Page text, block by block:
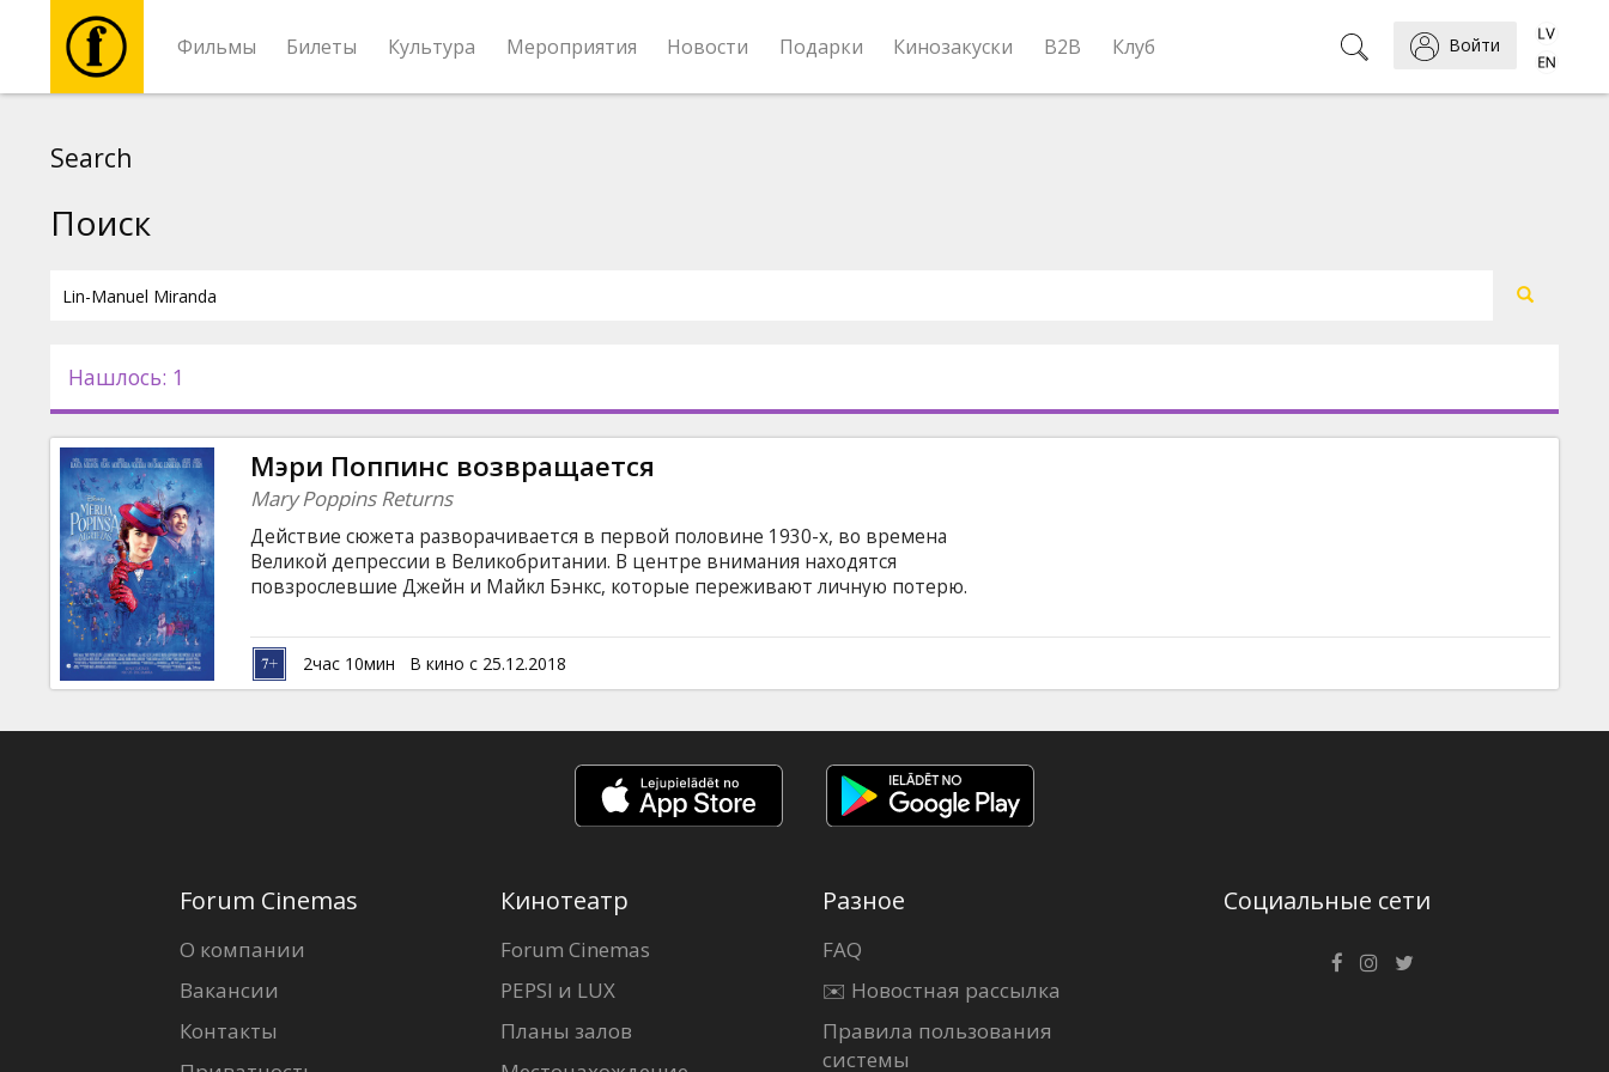
Фильмы Билеты Культура Мероприятия Новости Подарки Кинозакуски B2B Клуб Войти
Новости
Подарки
Кинозакуски
B2B
Клуб
Search
Поиск
Нашлось: 1
Мэри Поппинс возвращается
Mary Poppins Returns
Действие сюжета разворачивается в первой половине 1930-х, во времена
Великой депрессии в Великобритании. В центре внимания находятся
повзрослевшие Джейн и Майкл Бэнкс, которые переживают личную потерю.
Мэри Поппинс. С помощью удивительных магических способностей Мэри
помогает семье Бэнксов вновь обрести радость и счастье, заручившись
поддержкой своей эксцентричной кузины Топси и добродушного хранителя
русском языках.
2час 10мин В кино с 25.12.2018
Forum Cinemas
О компании
Вакансии
Контакты
Кинотеатр
Forum Cinemas
PEPSI и LUX
Планы залов
Разное
FAQ
✉️ Новостная рассылка
Правила пользования
системы
Социальные сети